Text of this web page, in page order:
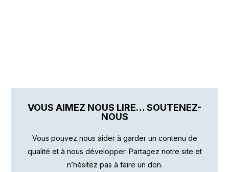
VOUS AIMEZ NOUS LIRE… SOUTENEZ-
NOUS
Vous pouvez nous aider à garder un contenu de
qualité et à nous développer. Partagez notre site et
n’hésitez pas à faire un don.